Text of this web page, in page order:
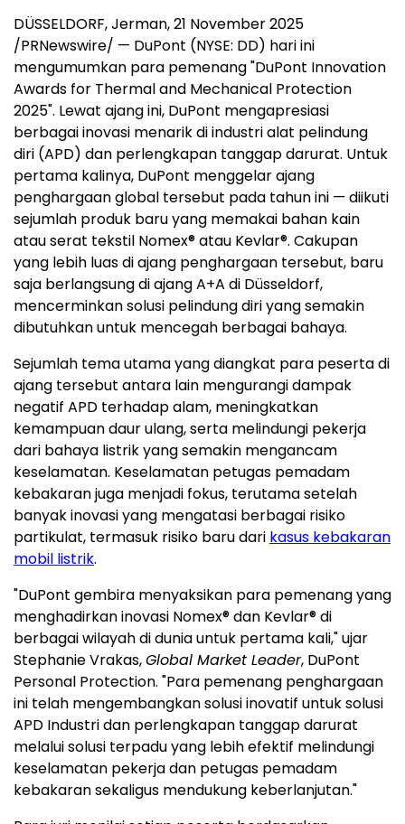
DÜSSELDORF, Jerman,21 November 2025
/PRNewswire/ — DuPont (NYSE: DD) hari ini
mengumumkan para pemenang "DuPont Innovation
Awards for Thermal and Mechanical Protection
2025". Lewat ajang ini, DuPont mengapresiasi
berbagai inovasi menarik di industri alat pelindung
diri (APD) dan perlengkapan tanggap darurat. Untuk
pertama kalinya, DuPont menggelar ajang
penghargaan global tersebut pada tahun ini — diikuti
sejumlah produk baru yang memakai bahan kain
atau serat tekstil Nomex® atau Kevlar®. Cakupan
yang lebih luas di ajang penghargaan tersebut, baru
saja berlangsung di ajang A+A di Düsseldorf,
mencerminkan solusi pelindung diri yang semakin
dibutuhkan untuk mencegah berbagai bahaya.
Sejumlah tema utama yang diangkat para peserta di
ajang tersebut antara lain mengurangi dampak
negatif APD terhadap alam, meningkatkan
kemampuan daur ulang, serta melindungi pekerja
dari bahaya listrik yang semakin mengancam
keselamatan. Keselamatan petugas pemadam
kebakaran juga menjadi fokus, terutama setelah
banyak inovasi yang mengatasi berbagai risiko
partikulat, termasuk risiko baru dari kasus kebakaran
mobil listrik.
"DuPont gembira menyaksikan para pemenang yang
menghadirkan inovasi Nomex® dan Kevlar® di
berbagai wilayah di dunia untuk pertama kali," ujar
Stephanie Vrakas,Global Market Leader, DuPont
Personal Protection. "Para pemenang penghargaan
ini telah mengembangkan solusi inovatif untuk solusi
APD Industri dan perlengkapan tanggap darurat
melalui solusi terpadu yang lebih efektif melindungi
keselamatan pekerja dan petugas pemadam
kebakaran sekaligus mendukung keberlanjutan."